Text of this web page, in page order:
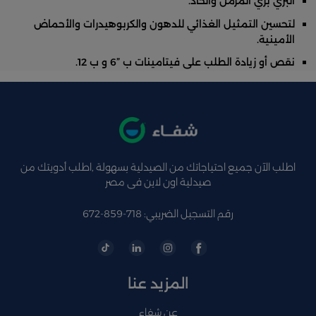
لتحسين التمثيل الغذائي للدهون والكربوهيدرات والأحماض
الأمينية.
نقص أو زيادة الطلب على فيتامينات ب ”6 و ب 12.
اطلب الآن جميع احتياجاتك من الصيدلية بسهولة ,اطلب أدويتك من
صيدلية اون لاين فى مصر
رقم التسجيل الضريبي: 718-859-672
المزيد عنا
عن شفاء